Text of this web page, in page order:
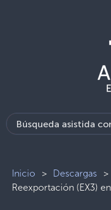
Inicio > Descargas >
Reexportación (EX3)